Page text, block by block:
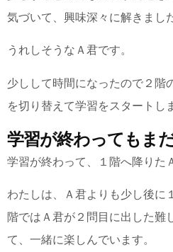
気づいて、興味深々に解きまし
うれしそうなＡ君です。
少しして時間になったので２階
を切り替えて学習をスタートし
学習が終わってもま
学習が終わって、１階へ降りた
わたしは、Ａ君よりも少し後に
階ではＡ君が２問目に出した難
て、一緒に楽しんでいます。